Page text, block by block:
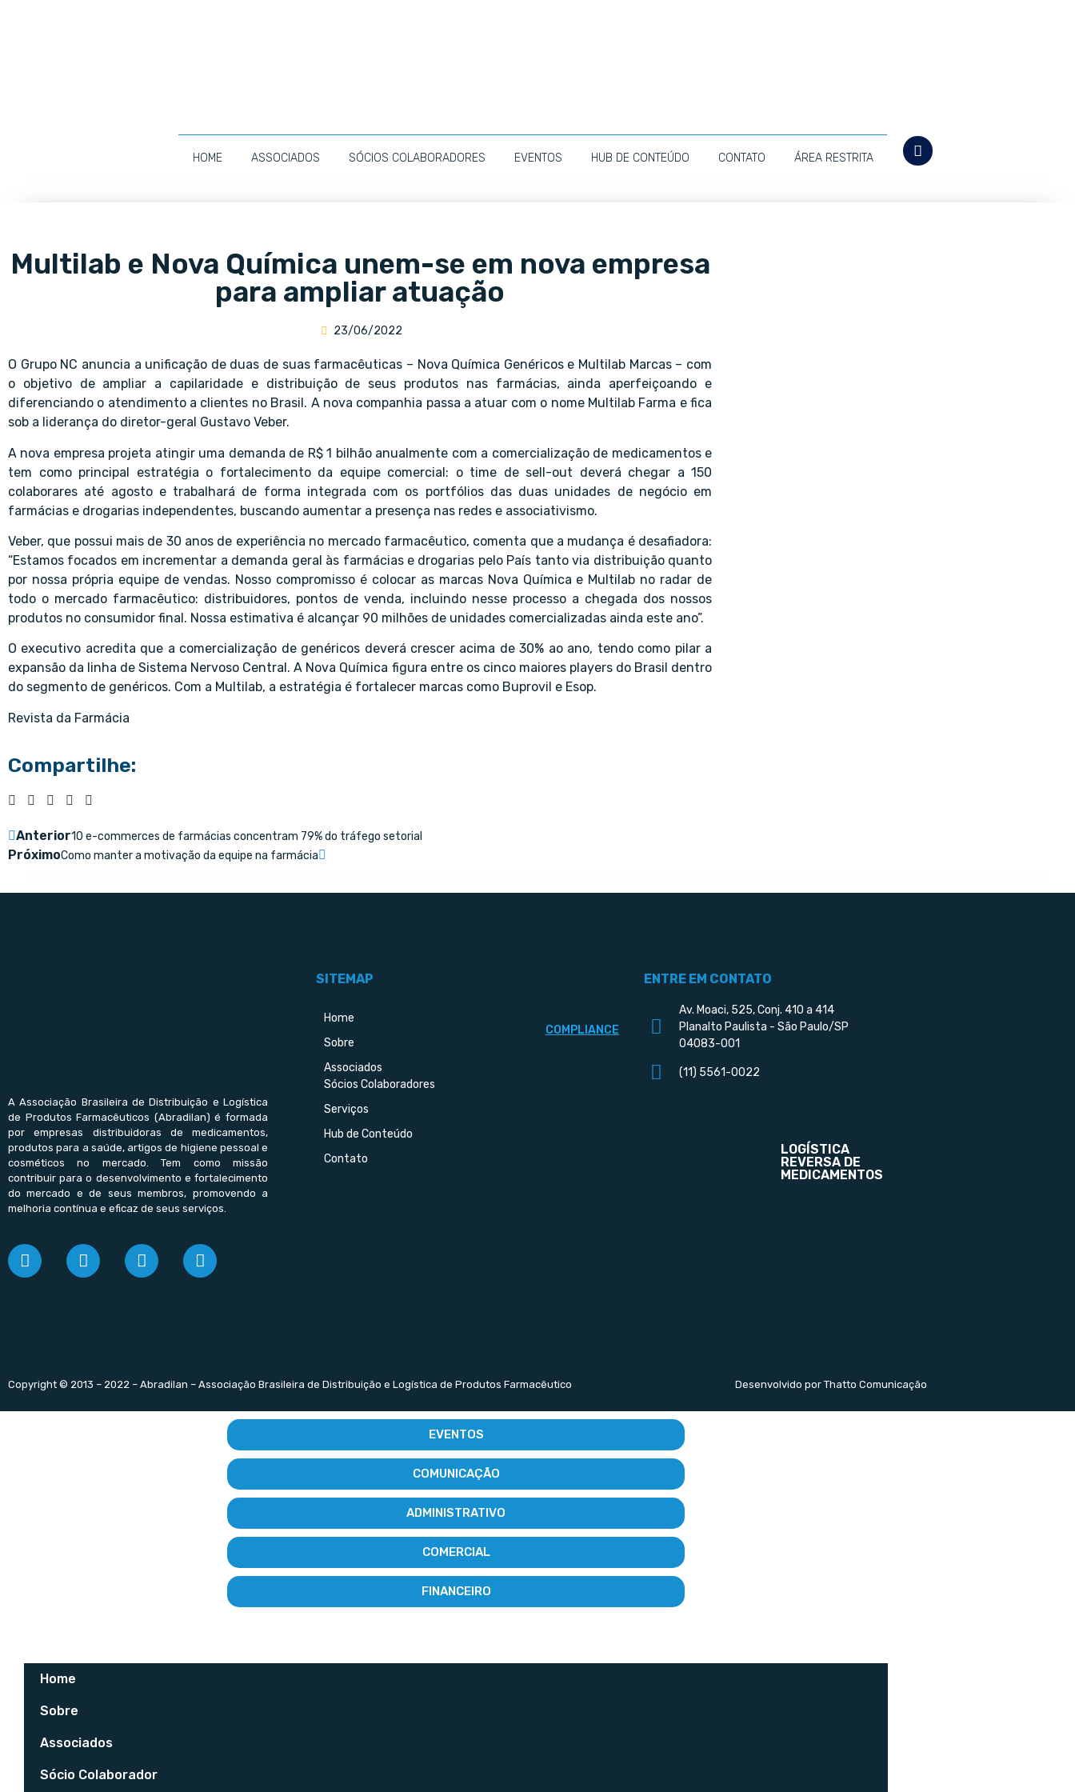
HOME ASSOCIADOS SÓCIOS COLABORADORES EVENTOS HUB DE CONTEÚDO CONTATO ÁREA RESTRITA
Multilab e Nova Química unem-se em nova empresa
para ampliar atuação
23/06/2022
O Grupo NC anuncia a unificação de duas de suas farmacêuticas – Nova Química Genéricos e Multilab Marcas – com
o objetivo de ampliar a capilaridade e distribuição de seus produtos nas farmácias, ainda aperfeiçoando e
diferenciando o atendimento a clientes no Brasil. A nova companhia passa a atuar com o nome Multilab Farma e fica
sob a liderança do diretor-geral Gustavo Veber.
A nova empresa projeta atingir uma demanda de R$ 1 bilhão anualmente com a comercialização de medicamentos e
tem como principal estratégia o fortalecimento da equipe comercial: o time de sell-out deverá chegar a 150
colaborares até agosto e trabalhará de forma integrada com os portfólios das duas unidades de negócio em
farmácias e drogarias independentes, buscando aumentar a presença nas redes e associativismo.
Veber, que possui mais de 30 anos de experiência no mercado farmacêutico, comenta que a mudança é desafiadora:
“Estamos focados em incrementar a demanda geral às farmácias e drogarias pelo País tanto via distribuição quanto
por nossa própria equipe de vendas. Nosso compromisso é colocar as marcas Nova Química e Multilab no radar de
todo o mercado farmacêutico: distribuidores, pontos de venda, incluindo nesse processo a chegada dos nossos
produtos no consumidor final. Nossa estimativa é alcançar 90 milhões de unidades comercializadas ainda este ano”.
O executivo acredita que a comercialização de genéricos deverá crescer acima de 30% ao ano, tendo como pilar a
expansão da linha de Sistema Nervoso Central. A Nova Química figura entre os cinco maiores players do Brasil dentro
do segmento de genéricos. Com a Multilab, a estratégia é fortalecer marcas como Buprovil e Esop.
Revista da Farmácia
Compartilhe:
Anterior10 e-commerces de farmácias concentram 79% do tráfego setorial
PróximoComo manter a motivação da equipe na farmácia
A Associação Brasileira de Distribuição e Logística
de Produtos Farmacêuticos (Abradilan) é formada
por empresas distribuidoras de medicamentos,
produtos para a saúde, artigos de higiene pessoal e
cosméticos no mercado. Tem como missão
contribuir para o desenvolvimento e fortalecimento
do mercado e de seus membros, promovendo a
melhoria contínua e eficaz de seus serviços.
SITEMAP
Home
Sobre
Associados
Sócios Colaboradores
Serviços
Hub de Conteúdo
Contato
COMPLIANCE
ENTRE EM CONTATO
Av. Moaci, 525, Conj. 410 a 414
Planalto Paulista - São Paulo/SP
04083-001
(11) 5561-0022
LOGÍSTICA
REVERSA DE
MEDICAMENTOS
Copyright © 2013 – 2022 – Abradilan – Associação Brasileira de Distribuição e Logística de Produtos Farmacêutico Desenvolvido por Thatto Comunicação
EVENTOS
COMUNICAÇÃO
ADMINISTRATIVO
COMERCIAL
FINANCEIRO
Home
Sobre
Associados
Sócio Colaborador